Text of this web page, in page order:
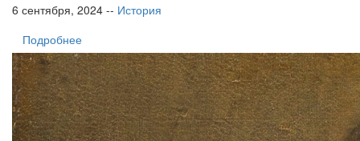
6 сентября, 2024 -- История
Подробнее